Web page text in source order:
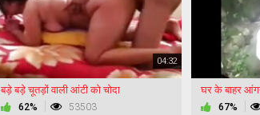
04:32
बड़े बड़े चूतड़ों वाली आंटी को चोदा
62% 53503 67%